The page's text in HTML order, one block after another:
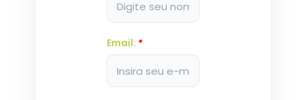
Email: *